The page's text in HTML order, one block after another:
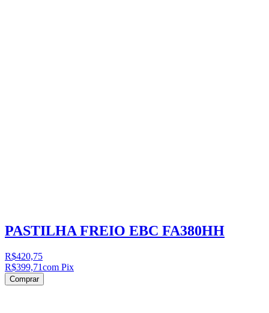
PASTILHA FREIO EBC FA380HH
R$420,75
R$399,71com Pix
Comprar